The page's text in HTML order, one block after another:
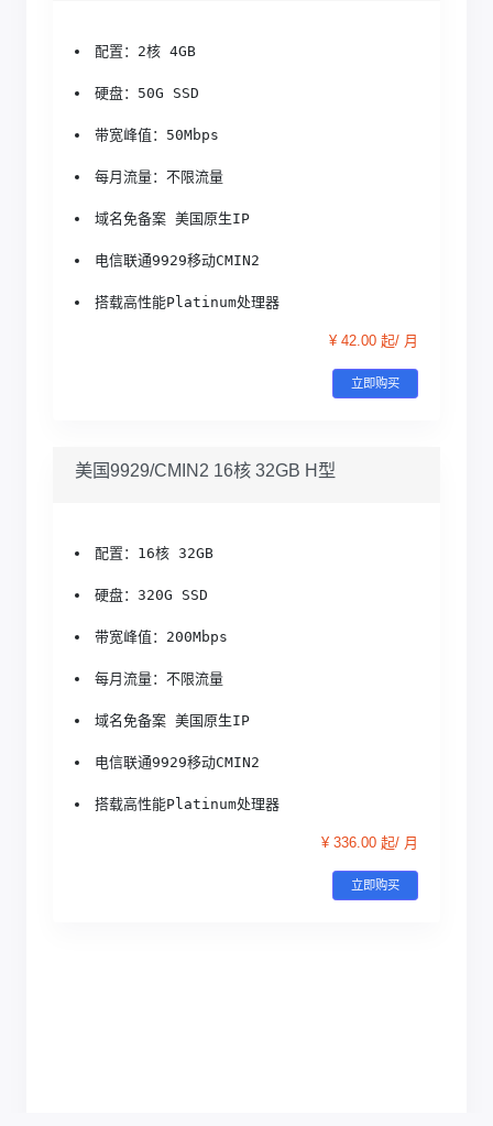
配置：2核 4GB
硬盘：50G SSD
带宽峰值：50Mbps
每月流量：不限流量
域名免备案 美国原生IP
电信联通9929移动CMIN2
搭载高性能Platinum处理器
¥ 42.00 起/ 月
立即购买
美国9929/CMIN2 16核 32GB H型
配置：16核 32GB
硬盘：320G SSD
带宽峰值：200Mbps
每月流量：不限流量
域名免备案 美国原生IP
电信联通9929移动CMIN2
搭载高性能Platinum处理器
¥ 336.00 起/ 月
立即购买